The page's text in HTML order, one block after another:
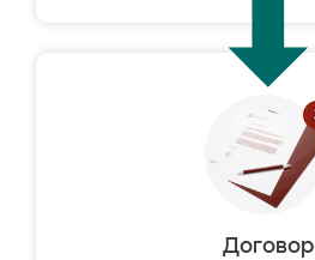
Договор